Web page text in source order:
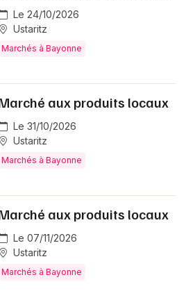
Le 24/10/2026
Ustaritz
Marchés à Bayonne
aux produits locaux
Le 31/10/2026
Ustaritz
Marchés à Bayonne
aux produits locaux
Le 07/11/2026
Ustaritz
Marchés à Bayonne